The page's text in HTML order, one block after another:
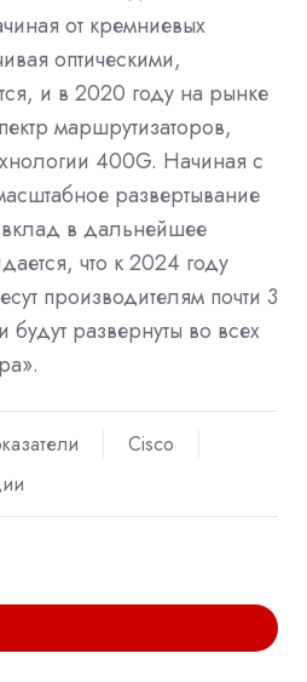
от кремниевых
оптическими,
и в 2020 году на рынке
маршрутизаторов,
400G. Начиная с
развертывание
вклад в дальнейшее
что к 2024 году
производителям почти 3
развернуты во всех
Cisco